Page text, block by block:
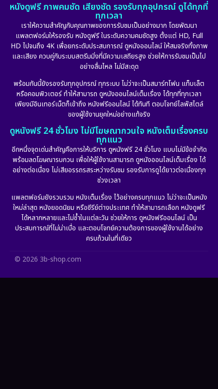
Emotional (101)
Epic มหากาพย์ (17)
Erotic (10)
Fantasy จินตนาการ (256)
Film
Gothic (6)
HBO GO (11)
HBO Max (2)
Healing
Heist (7)
หนังดูฟรี ภาพคมชัด เสียงชัด รองรับทุกอุปกรณ์ ดูได้ทุกที่
ทุกเวลา
เราให้ความสำคัญกับคุณภาพของการรับชมเป็นอย่างมาก โดยพัฒนา
แพลตฟอร์มให้รองรับ หนังดูฟรี ในระดับความคมชัดสูง ตั้งแต่ HD, Full
HD ไปจนถึง 4K เพื่อยกระดับประสบการณ์ ดูหนังออนไลน์ ให้สมจริงทั้งภาพ
และเสียง ควบคู่กับระบบสตรีมมิ่งที่มีความเสถียรสูง ช่วยให้การรับชมเป็นไป
อย่างลื่นไหล ไม่มีสะดุด
พร้อมกันนี้ยังรองรับทุกอุปกรณ์ ทุกระบบ ไม่ว่าจะเป็นสมาร์ทโฟน แท็บเล็ต
หรือคอมพิวเตอร์ ทำให้สามารถ ดูหนังออนไลน์เต็มเรื่อง ได้ทุกที่ทุกเวลา
เพียงมีอินเทอร์เน็ตก็เข้าถึง หนังฟรีออนไลน์ ได้ทันที ตอบโจทย์ไลฟ์สไตล์
ของผู้ใช้งานยุคใหม่อย่างแท้จริง
ดูหนังฟรี 24 ชั่วโมง ไม่มีโฆษณากวนใจ หนังเต็มเรื่องครบ
ทุกแนว
อีกหนึ่งจุดเด่นสำคัญคือการให้บริการ ดูหนังฟรี 24 ชั่วโมง แบบไม่มีข้อจำกัด
พร้อมลดโฆษณารบกวน เพื่อให้ผู้ใช้งานสามารถ ดูหนังออนไลน์เต็มเรื่อง ได้
อย่างต่อเนื่อง ไม่เสียอรรถรสระหว่างรับชม รองรับการดูได้ยาวต่อเนื่องทุก
ช่วงเวลา
แพลตฟอร์มยังรวบรวม หนังเต็มเรื่อง ไว้อย่างครบทุกแนว ไม่ว่าจะเป็นหนัง
ใหม่ล่าสุด หนังยอดนิยม หรือซีรีย์ต่างประเทศ ทำให้สามารถเลือก หนังดูฟรี
ได้หลากหลายและไม่ซ้ำในแต่ละวัน ช่วยให้การ ดูหนังฟรีออนไลน์ เป็น
ประสบการณ์ที่ไม่น่าเบื่อ และตอบโจทย์ความต้องการของผู้ใช้งานได้อย่าง
ครบถ้วนในที่เดียว
© 2026 3b-shop.com